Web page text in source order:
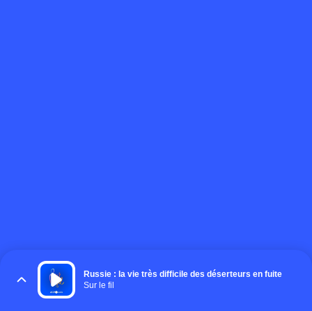
Russie : la vie très difficile des déserteurs en fuite
Sur le fil